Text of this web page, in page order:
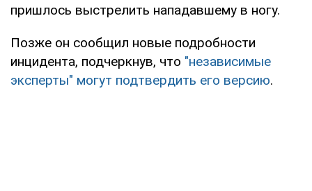
пришлось выстрелить нападавшему в ногу.
Позже он сообщил новые подробности
инцидента, подчеркнув, что "независимые
эксперты" могут подтвердить его версию.